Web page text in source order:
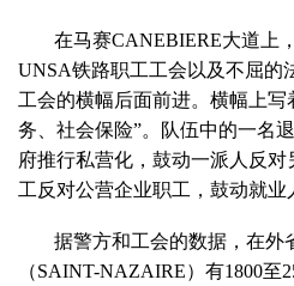
在马赛CANEBIERE大道上
UNSA铁路职工工会以及不屈的
工会的横幅后面前进。横幅上写
务、社会保险”。队伍中的一名
府推行私营化，鼓动一派人反
工反对公营企业职工，鼓动就业
据警方和工会的数据，在外
（SAINT-NAZAIRE）有1800至